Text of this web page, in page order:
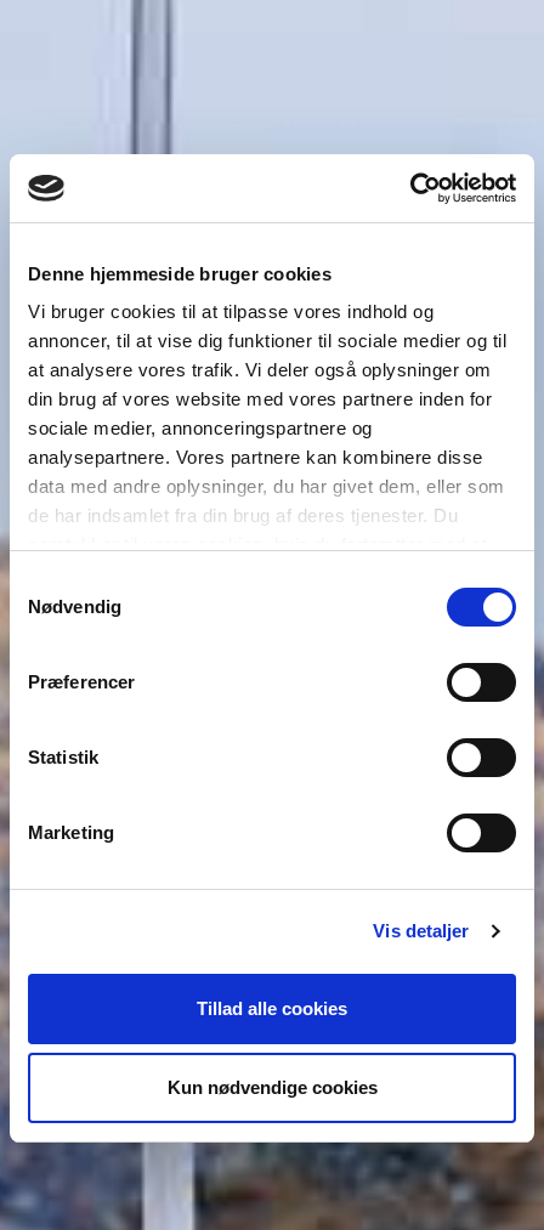
Denne hjemmeside bruger cookies
Vi bruger cookies til at tilpasse vores indhold og
annoncer, til at vise dig funktioner til sociale medier og til
at analysere vores trafik. Vi deler også oplysninger om
din brug af vores website med vores partnere inden for
sociale medier, annonceringspartnere og
analysepartnere. Vores partnere kan kombinere disse
data med andre oplysninger, du har givet dem, eller som
de har indsamlet fra din brug af deres tjenester. Du
Nødvendig
Præferencer
Statistik
Marketing
Vis detaljer
Tillad alle cookies
Kun nødvendige cookies